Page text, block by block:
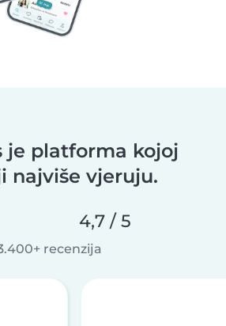
je platforma kojoj
najviše vjeruju.
4,7 / 5
recenzija